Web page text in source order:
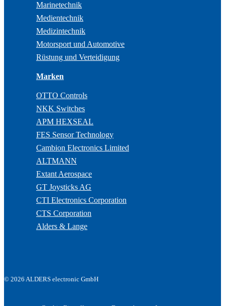
Marinetechnik
Medientechnik
Medizintechnik
Motorsport und Automotive
Rüstung und Verteidigung
Marken
OTTO Controls
NKK Switches
APM HEXSEAL
FES Sensor Technology
Cambion Electronics Limited
ALTMANN
Extant Aerospace
GT Joysticks AG
CTI Electronics Corporation
CTS Corporation
Alders & Lange
© 2026 ALDERS electronic GmbH